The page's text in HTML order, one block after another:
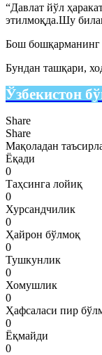
“Давлат йўл
этилмоқда.Шу
Бош бошқарманинг
Бундан ташқари,
Ўзбекистон
Share
Share
Мақоладан
Ёқади
0
Таҳсинга лойиқ
0
Хурсандчилик
0
Ҳайрон бўлмоқ
0
Тушкунлик
0
Хомушлик
0
Ҳафсаласи пир
0
Ёқмайди
0